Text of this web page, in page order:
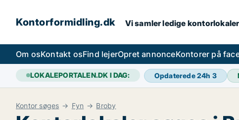
Kontorformidling.dk Vi samler ledige
Om osKontakt osFind lejerOpret annonceKontorer på
LOKALEPORTALEN.DK I DAG: Opdaterede 24h 3
Kontor søges Fyn Broby